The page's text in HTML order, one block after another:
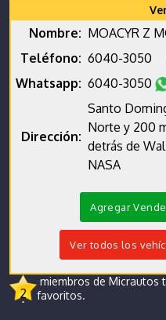
Nombre: MOACYR Z
Teléfono: 6040-3050
Whatsapp: 6040-3050
Dirección:
Santo
Norte y 200
detrás de
NASA
Agregar
Ver todos los
2
miembros de Micrautos
favoritos.